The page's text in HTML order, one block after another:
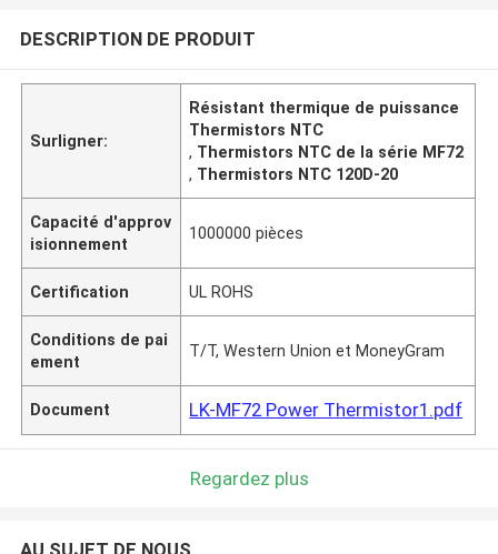
DESCRIPTION DE PRODUIT
Surligner:
Résistant thermique de puissance
Thermistors NTC
, Thermistors NTC de la série MF72
, Thermistors NTC 120D-20
Capacité d'approv
isionnement
1000000 pièces
Certification UL ROHS
Conditions de pai
ement
T/T, Western Union et MoneyGram
Document LK-MF72 Power Thermistor1.pdf
Regardez plus